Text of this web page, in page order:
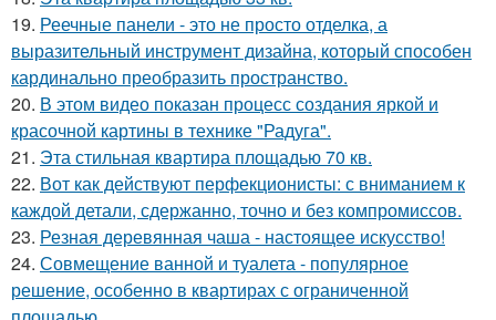
19. Реечные панели - это не просто отделка, а
выразительный инструмент дизайна, который способен
кардинально преобразить пространство.
20. В этом видео показан процесс создания яркой и
красочной картины в технике "Радуга".
21. Эта стильная квартира площадью 70 кв.
22. Вот как действуют перфекционисты: с вниманием к
каждой детали, сдержанно, точно и без компромиссов.
23. Резная деревянная чаша - настоящее искусство!
24. Совмещение ванной и туалета - популярное
решение, особенно в квартирах с ограниченной